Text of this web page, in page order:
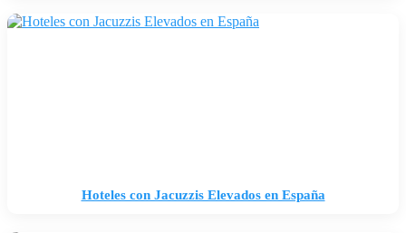
Hoteles con Jacuzzis Elevados en España